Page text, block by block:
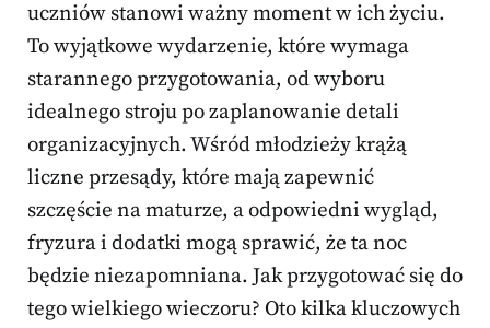
uczniów stanowi ważny moment w ich życiu.
To wyjątkowe wydarzenie, które wymaga
starannego przygotowania, od wyboru
idealnego stroju po zaplanowanie detali
organizacyjnych. Wśród młodzieży krążą
liczne przesądy, które mają zapewnić
szczęście na maturze, a odpowiedni wygląd,
fryzura i dodatki mogą sprawić, że ta noc
będzie niezapomniana. Jak przygotować się do
tego wielkiego wieczoru? Oto kilka kluczowych